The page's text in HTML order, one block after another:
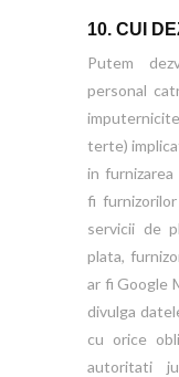
10. CUI
Putem
personal
terte)
in furnizarea
fi
servicii de
plata,
ar fi Google
divulga
cu orice
autoritati